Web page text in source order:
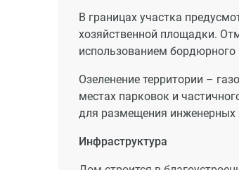
В границах участка
хозяйственной площадки.
использованием бордюрного
Озеленение территории –
местах парковок и
для размещения
Инфраструктура